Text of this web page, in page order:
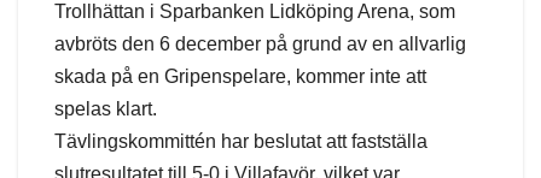
Trollhättan i Sparbanken Lidköping Arena, som
avbröts den 6 december på grund av en allvarlig
skada på en Gripenspelare, kommer inte att
spelas klart.
Tävlingskommittén har beslutat att fastställa